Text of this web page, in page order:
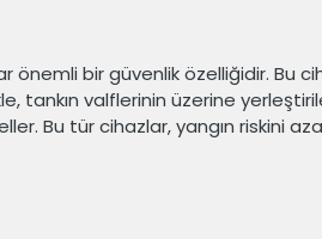
önemli bir güvenlik özelliğidir. Bu
tankın valflerinin üzerine
Bu tür cihazlar, yangın riskini